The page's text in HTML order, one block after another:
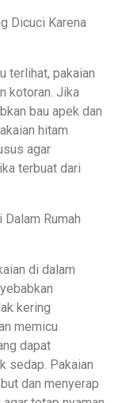
Dicuci Karena
terlihat, pakaian
kotoran. Jika
bau apek dan
hitam
agar
terbuat dari
Rumah
di dalam
kering
memicu
dapat
sedap. Pakaian
dan menyerap